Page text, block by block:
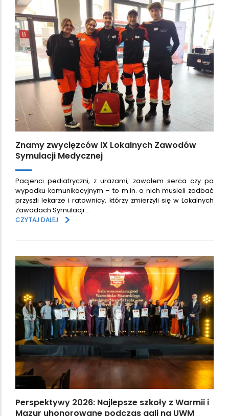
Znamy zwycięzców IX Lokalnych Zawodów
Symulacji Medycznej
Pacjenci pediatryczni, z urazami, zawałem serca czy po
wypadku komunikacyjnym – to m.in. o nich musieli zadbać
przyszli lekarze i ratownicy, którzy zmierzyli się w Lokalnych
Zawodach Symulacji…
CZYTAJ DALEJ
>
Perspektywy 2026: Najlepsze szkoły z Warmii i
Mazur uhonorowane podczas gali na UWM